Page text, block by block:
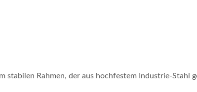
stabilen Rahmen, der aus hochfestem Industrie-Stahl